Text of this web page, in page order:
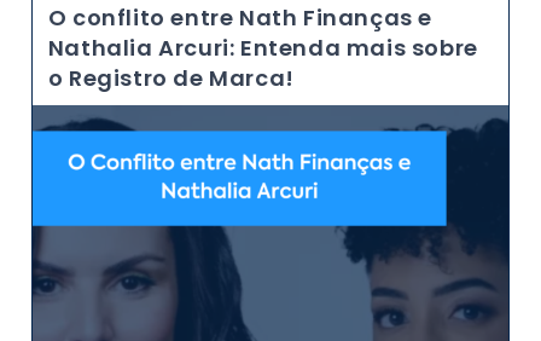
O conflito entre Nath Finanças e
Nathalia Arcuri: Entenda mais sobre
o Registro de Marca!